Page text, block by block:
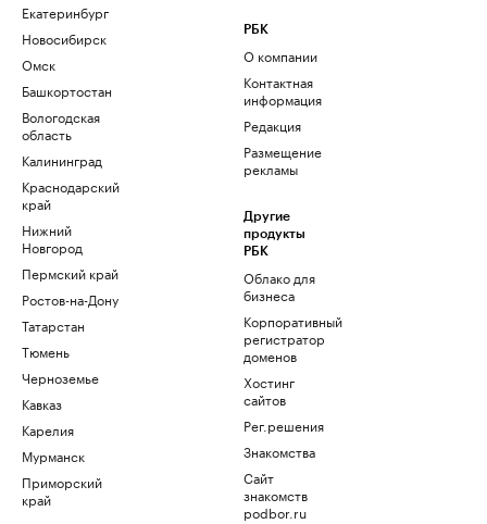
Екатеринбург
Новосибирск
Омск
Башкортостан
Вологодская
область
Калининград
Краснодарский
край
Нижний
Новгород
Пермский край
Ростов-на-Дону
Татарстан
Тюмень
Черноземье
Кавказ
Карелия
Мурманск
Приморский
край
РБК
О компании
Контактная
информация
Редакция
Размещение
рекламы
Другие
продукты
РБК
Облако для
бизнеса
Корпоративный
регистратор
доменов
Хостинг
сайтов
Рег.решения
Знакомства
Сайт
знакомств
podbor.ru